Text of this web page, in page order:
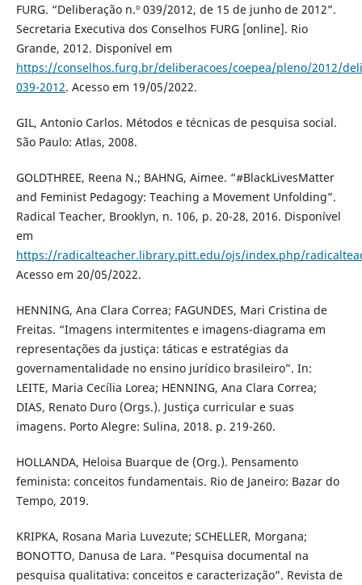
FURG. “Deliberação n.º 039/2012, de 15 de junho de 2012”.
Secretaria Executiva dos Conselhos FURG [online]. Rio
Grande, 2012. Disponível em
https://conselhos.furg.br/deliberacoes/coepea/pleno/2012/
039-2012. Acesso em 19/05/2022.
GIL, Antonio Carlos. Métodos e técnicas de pesquisa social.
São Paulo: Atlas, 2008.
GOLDTHREE, Reena N.; BAHNG, Aimee. “#BlackLivesMatter
and Feminist Pedagogy: Teaching a Movement Unfolding”.
Radical Teacher, Brooklyn, n. 106, p. 20-28, 2016. Disponível
em
https://radicalteacher.library.pitt.edu/ojs/index.php/
Acesso em 20/05/2022.
HENNING, Ana Clara Correa; FAGUNDES, Mari Cristina de
Freitas. “Imagens intermitentes e imagens-diagrama em
representações da justiça: táticas e estratégias da
governamentalidade no ensino jurídico brasileiro”. In:
LEITE, Maria Cecília Lorea; HENNING, Ana Clara Correa;
DIAS, Renato Duro (Orgs.). Justiça curricular e suas
imagens. Porto Alegre: Sulina, 2018. p. 219-260.
HOLLANDA, Heloisa Buarque de (Org.). Pensamento
feminista: conceitos fundamentais. Rio de Janeiro: Bazar do
Tempo, 2019.
KRIPKA, Rosana Maria Luvezute; SCHELLER, Morgana;
BONOTTO, Danusa de Lara. “Pesquisa documental na
pesquisa qualitativa: conceitos e caracterização”. Revista de